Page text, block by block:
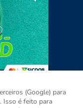
(Google) para
Isso é feito para